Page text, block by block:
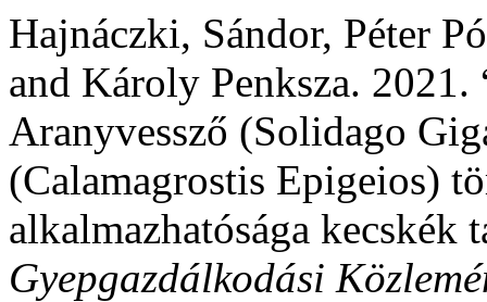
Hajnáczki, Sándor, Péter
and Károly Penksza.
Aranyvessző (Solidago
(Calamagrostis Epigeios)
alkalmazhatósága kecskék
Gyepgazdálkodási